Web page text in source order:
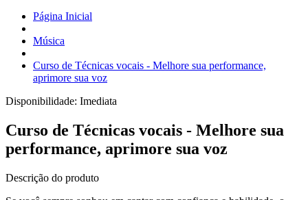
Página Inicial
Música
Curso de Técnicas vocais - Melhore sua performance,
aprimore sua voz
Disponibilidade: Imediata
Curso de Técnicas vocais - Melhore sua
performance, aprimore sua voz
Descrição do produto